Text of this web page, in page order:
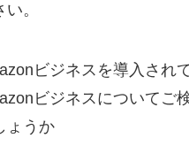
。
ビジネスを導入され
ビジネスについてご
ょうか